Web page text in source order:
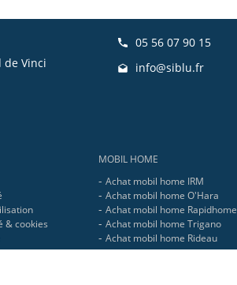
de Vinci
05 56 07 90 15
info@siblu.fr
& cookies
MOBIL HOME
Achat mobil home IRM
Achat mobil home O'Hara
Achat mobil home Rapidhome
Achat mobil home Trigano
Achat mobil home Rideau